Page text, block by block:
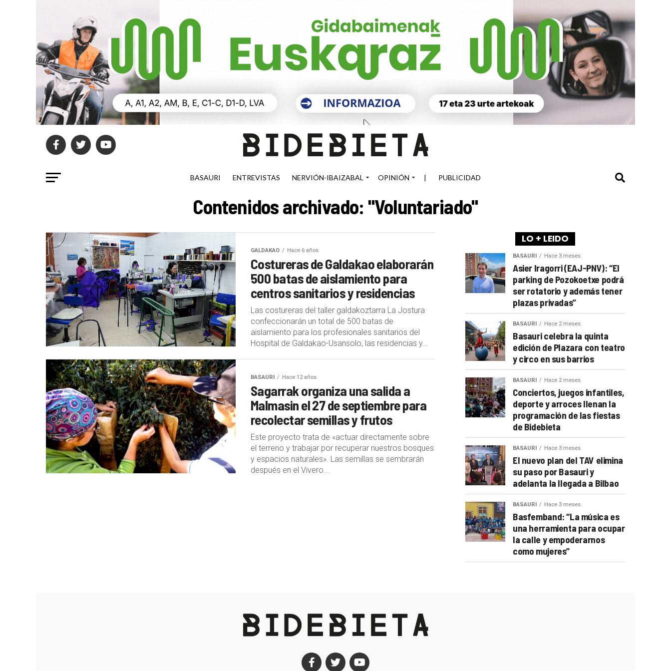
BASAURI ENTREVISTAS NERVIÓN-IBAIZABAL OPINIÓN | PUBLICIDAD
Contenidos archivado: "Voluntariado"
GALDAKAO Hace 6 años
Costureras de Galdakao elaborarán
500 batas de aislamiento para
centros sanitarios y residencias
Las costureras del taller galdakoztarra La Jostura
confeccionarán un total de 500 batas de
aislamiento para los profesionales sanitarios del
Hospital de Galdakao-Usansolo, las residencias y...
BASAURI Hace 12 años
Sagarrak organiza una salida a
Malmasin el 27 de septiembre para
recolectar semillas y frutos
Este proyecto trata de «actuar directamente sobre
el terreno y trabajar por recuperar nuestros bosques
y espacios naturales». Las semillas se sembrarán
después en el Vivero...
LO + LEIDO
BASAURI Hace 3 meses
Asier Iragorri (EAJ-PNV): “El
parking de Pozokoetxe podrá
ser rotatorio y además tener
plazas privadas”
BASAURI Hace 2 meses
Basauri celebra la quinta
edición de Plazara con teatro
y circo en sus barrios
BASAURI Hace 2 meses
Conciertos, juegos infantiles,
deporte y arroces llenan la
programación de las fiestas
de Bidebieta
BASAURI Hace 3 meses
El nuevo plan del TAV elimina
su paso por Basauri y
adelanta la llegada a Bilbao
BASAURI Hace 3 meses
Basfemband: “La música es
una herramienta para ocupar
la calle y empoderarnos
como mujeres”